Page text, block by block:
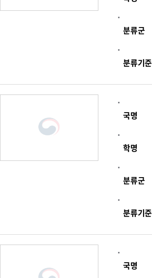
분류군
분류기준
국명
학명
분류군
분류기준
국명